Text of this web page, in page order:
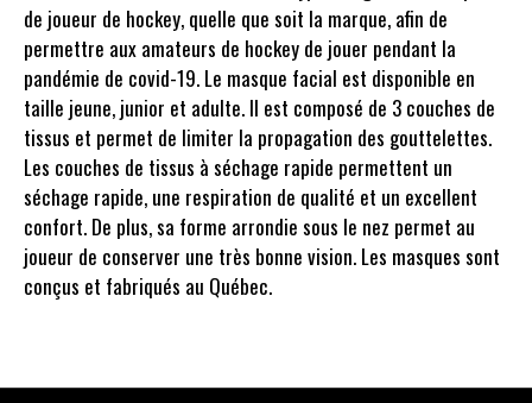
de joueur de hockey, quelle que soit la marque, afin de
permettre aux amateurs de hockey de jouer pendant la
pandémie de covid-19. Le masque facial est disponible en
taille jeune, junior et adulte. Il est composé de 3 couches de
tissus et permet de limiter la propagation des gouttelettes.
Les couches de tissus à séchage rapide permettent un
séchage rapide, une respiration de qualité et un excellent
confort. De plus, sa forme arrondie sous le nez permet au
joueur de conserver une très bonne vision. Les masques sont
conçus et fabriqués au Québec.